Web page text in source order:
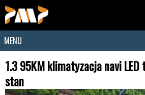
MENU
1.3 95KM klimatyzacja navi
stan